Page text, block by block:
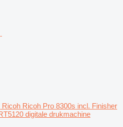
Ricoh Ricoh Pro 8300s incl. Finisher
digitale drukmachine